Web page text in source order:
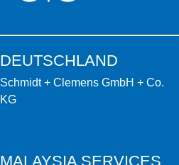
DEUTSCHLAND
Schmidt + Clemens GmbH + Co.
KG
MALAYSIA SERVICES